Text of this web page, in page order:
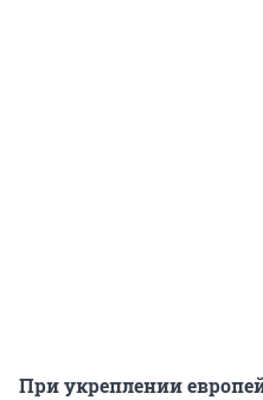
При укреплении